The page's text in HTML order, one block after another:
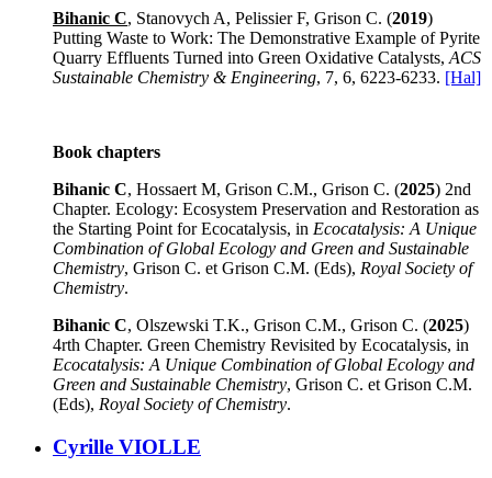
Bihanic C, Stanovych A, Pelissier F, Grison C. (2019)
Putting Waste to Work: The Demonstrative Example of Pyrite
Quarry Effluents Turned into Green Oxidative Catalysts,ACS
Sustainable Chemistry & Engineering, 7, 6, 6223-6233. [Hal]
Book chapters
Bihanic C, Hossaert M, Grison C.M., Grison C. (2025) 2nd
Chapter. Ecology: Ecosystem Preservation and Restoration as
the Starting Point for Ecocatalysis, in Ecocatalysis: A Unique
Combination of Global Ecology and Green and Sustainable
Chemistry, Grison C. et Grison C.M. (Eds), Royal Society of
Chemistry.
Bihanic C, Olszewski T.K., Grison C.M., Grison C. (2025)
4rth Chapter. Green Chemistry Revisited by Ecocatalysis, in
Ecocatalysis: A Unique Combination of Global Ecology and
Green and Sustainable Chemistry, Grison C. et Grison C.M.
(Eds), Royal Society of Chemistry.
Cyrille VIOLLE